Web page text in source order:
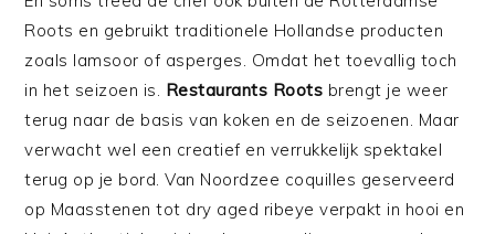
Roots en gebruikt traditionele Hollandse producten
zoals lamsoor of asperges. Omdat het toevallig toch
in het seizoen is. Restaurants Roots brengt je weer
terug naar de basis van koken en de seizoenen. Maar
verwacht wel een creatief en verrukkelijk spektakel
terug op je bord. Van Noordzee coquilles geserveerd
op Maasstenen tot dry aged ribeye verpakt in hooi en